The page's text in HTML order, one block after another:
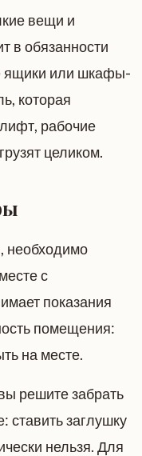
вещи и
в обязанности
ящики или шкафы-
которая
рабочие
целиком.
необходимо
с
показания
помещения:
на месте.
решите забрать
ставить заглушку
нельзя. Для